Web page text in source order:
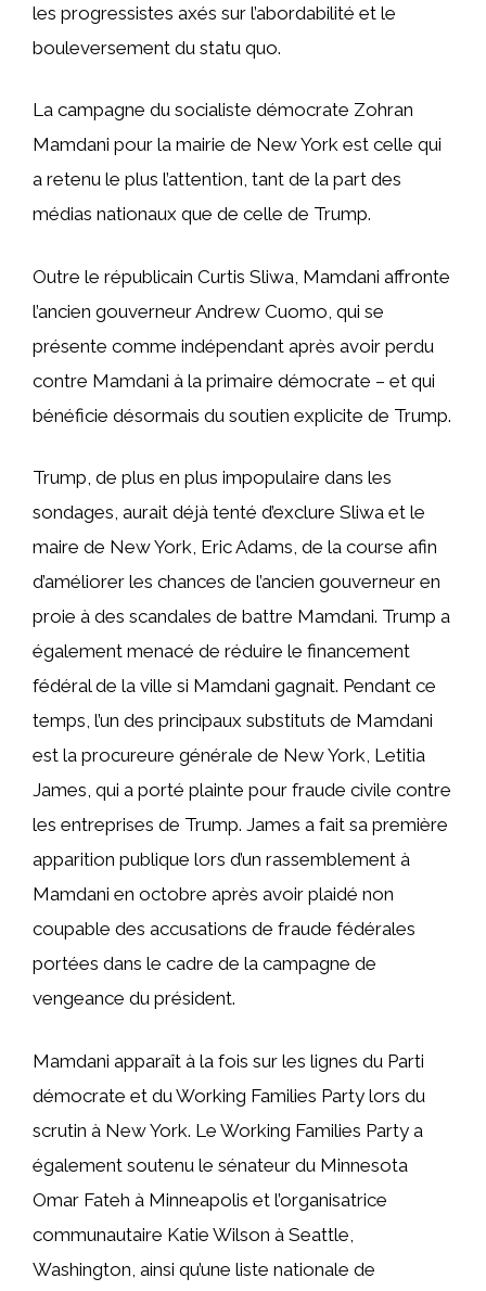
les progressistes axés sur l’abordabilité et le
bouleversement du statu quo.
La campagne du socialiste démocrate Zohran
Mamdani pour la mairie de New York est celle qui
a retenu le plus l’attention, tant de la part des
médias nationaux que de celle de Trump.
Outre le républicain Curtis Sliwa, Mamdani affronte
l’ancien gouverneur Andrew Cuomo, qui se
présente comme indépendant après avoir perdu
contre Mamdani à la primaire démocrate – et qui
bénéficie désormais du soutien explicite de Trump.
Trump, de plus en plus impopulaire dans les
sondages, aurait déjà tenté d’exclure Sliwa et le
maire de New York, Eric Adams, de la course afin
d’améliorer les chances de l’ancien gouverneur en
proie à des scandales de battre Mamdani. Trump a
également menacé de réduire le financement
fédéral de la ville si Mamdani gagnait. Pendant ce
temps, l’un des principaux substituts de Mamdani
est la procureure générale de New York, Letitia
James, qui a porté plainte pour fraude civile contre
les entreprises de Trump. James a fait sa première
apparition publique lors d’un rassemblement à
Mamdani en octobre après avoir plaidé non
coupable des accusations de fraude fédérales
portées dans le cadre de la campagne de
vengeance du président.
Mamdani apparaît à la fois sur les lignes du Parti
démocrate et du Working Families Party lors du
scrutin à New York. Le Working Families Party a
également soutenu le sénateur du Minnesota
Omar Fateh à Minneapolis et l’organisatrice
communautaire Katie Wilson à Seattle,
Washington, ainsi qu’une liste nationale de